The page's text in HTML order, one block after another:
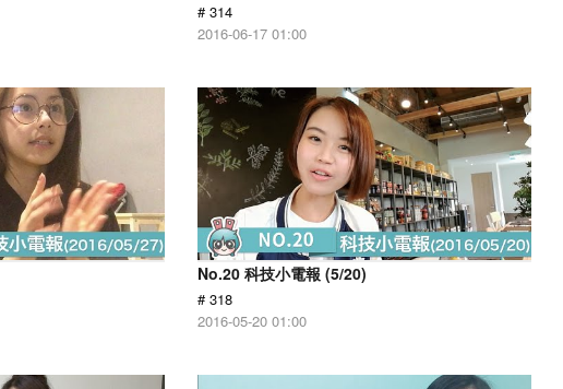
# 314
2016-06-17 01:00
No.20 科技小電報 (5/20)
# 318
2016-05-20 01:00